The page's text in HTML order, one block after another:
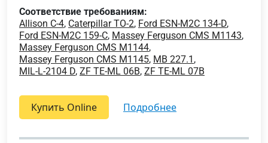
Соответствие требованиям:
Allison C-4, Caterpillar TO-2, Ford ESN-M2C 134-D,
Ford ESN-M2C 159-C, Massey Ferguson CMS M1143,
Massey Ferguson CMS M1144,
Massey Ferguson CMS M1145, MB 227.1 ,
MIL-L-2104 D, ZF TE-ML 06B, ZF TE-ML 07B
Купить Online подробнее